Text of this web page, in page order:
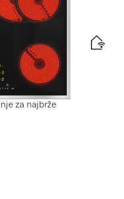
za najbrže